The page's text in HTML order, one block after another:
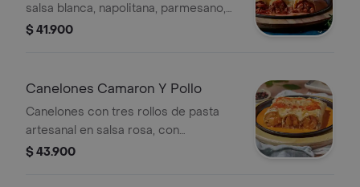
salsa blanca, napolitana, parmesano,
jamón artesanal, tocineta yqueso
$ 41.900
Canelones Camaron Y Pollo
Canelones con tres rollos de pasta
artesanal en salsa rosa, con
camarones, pollo y queso crema,
$ 43.900